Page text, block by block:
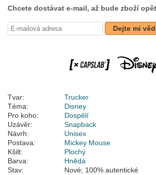
Chcete dostávat e-mail, až bude zboží
Dejte mi
Tvar:
Trucker
Téma:
Disney
Pro koho:
Dospělí
Uzávěr:
Snapback
Návrh:
Unisex
Postava:
Mickey Mouse
Kšilt:
Plochý
Barva:
Hnědá
Stav:
Nové; 100% autentické